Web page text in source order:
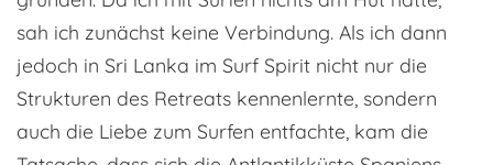
sah ich zunächst keine Verbindung. Als ich dann
jedoch in Sri Lanka im Surf Spirit nicht nur die
Strukturen des Retreats kennenlernte, sondern
auch die Liebe zum Surfen entfachte, kam die